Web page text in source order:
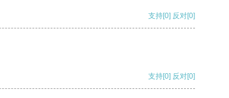
支持[0] 反对[0]
支持[0] 反对[0]